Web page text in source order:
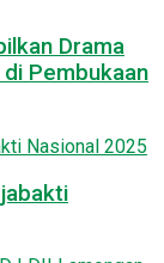
Drama
Pembukaan